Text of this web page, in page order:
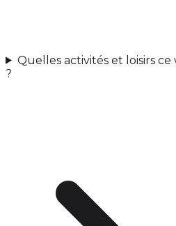
Quelles activités et loisirs
?